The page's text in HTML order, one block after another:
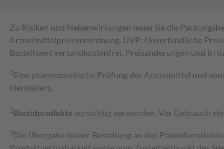
Zu Risiken und Nebenwirkungen lesen Sie die
Arzneimittelpreisverordnung. UVP: Unverbindliche
Bestell­wert versand­kosten­frei. Preisänderungen und
1 Eine pharmazeutische Prüfung der Arzneimittel und
Herstellers.
2Biozidproduktevorsichtig verwenden. Vor Gebrauch
3Die Übergabe deiner Bestellung an den